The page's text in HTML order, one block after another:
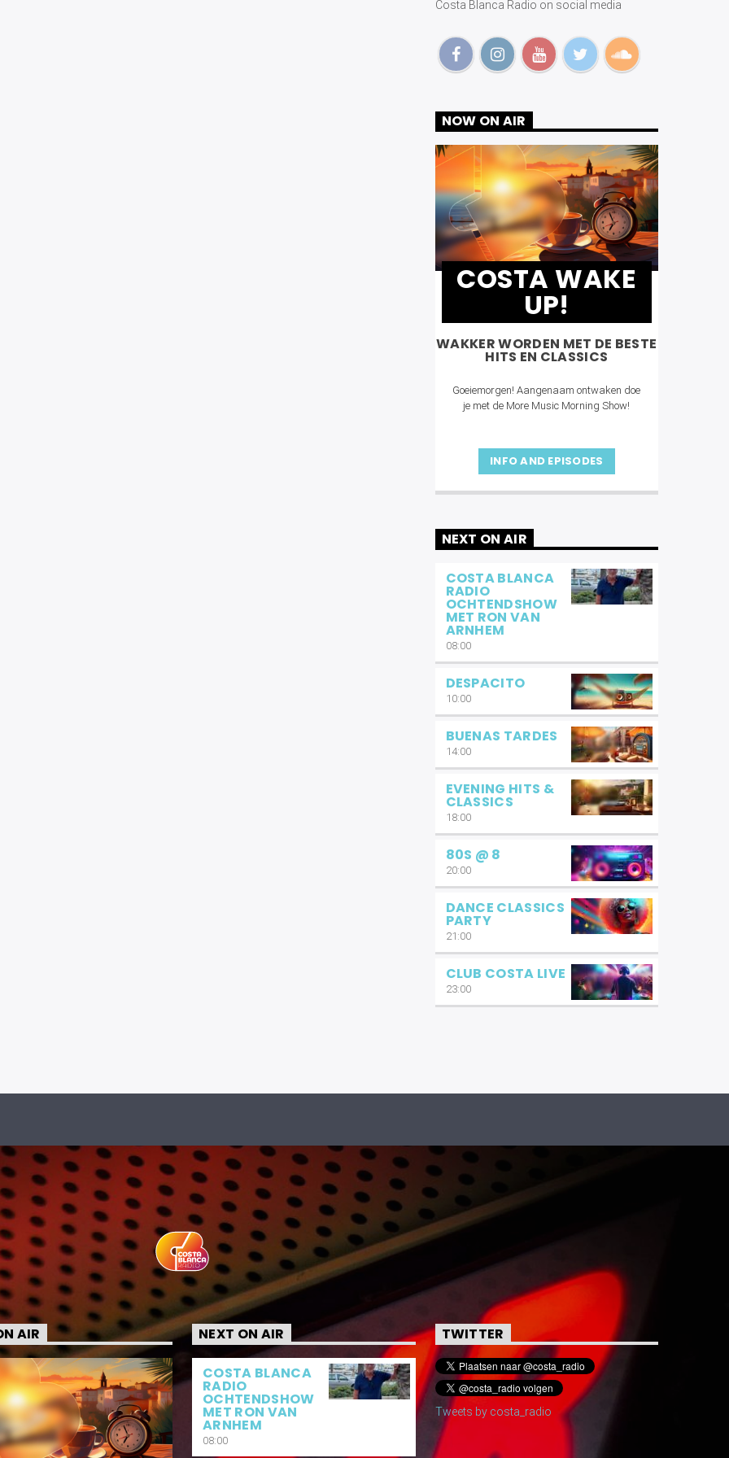
Costa Blanca Radio on social media
NOW ON AIR
COSTA WAKE
UP!
WAKKER WORDEN MET DE BESTE
HITS EN CLASSICS
Goeiemorgen! Aangenaam ontwaken doe
je met de More Music Morning Show!
INFO AND EPISODES
NEXT ON AIR
COSTA BLANCA
RADIO
OCHTENDSHOW
MET RON VAN
ARNHEM
08:00
DESPACITO
10:00
BUENAS TARDES
14:00
EVENING HITS &
CLASSICS
18:00
80S @ 8
20:00
DANCE CLASSICS
PARTY
21:00
CLUB COSTA LIVE
23:00
AIR NEXT ON AIR
COSTA BLANCA
RADIO
OCHTENDSHOW
MET RON VAN
ARNHEM
08:00
TWITTER
Tweets by costa_radio